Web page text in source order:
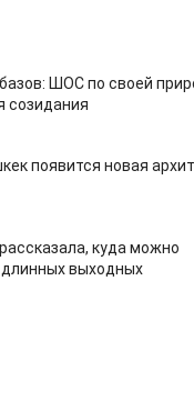
ШОС по своей
созидания
появится новая
куда можно
выходных